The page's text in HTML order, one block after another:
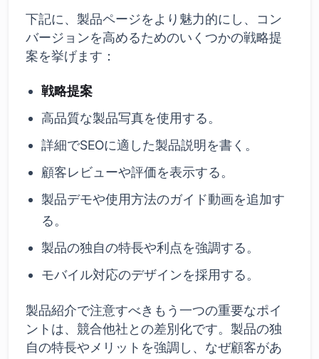
下記に、製品ページをより魅力的にし、コン
バージョンを高めるためのいくつかの戦略提
案を挙げます：
戦略提案
高品質な製品写真を使用する。
詳細でSEOに適した製品説明を書く。
顧客レビューや評価を表示する。
製品デモや使用方法のガイド動画を追加す
る。
製品の独自の特長や利点を強調する。
モバイル対応のデザインを採用する。
製品紹介で注意すべきもう一つの重要なポイ
ントは、競合他社との差別化です。製品の独
自の特長やメリットを強調し、なぜ顧客があ